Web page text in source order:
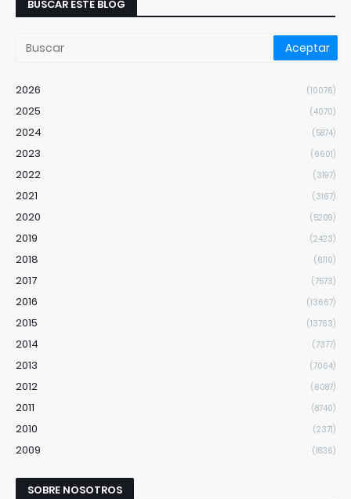
BUSCAR ESTE BLOG
2026 (10076)
2025 (4070)
2024 (5874)
2023 (6601)
2022 (3197)
2021 (3167)
2020 (5209)
2019 (2423)
2018 (6110)
2017 (7573)
2016 (13667)
2015 (13763)
2014 (7377)
2013 (7064)
2012 (6087)
2011 (8740)
2010 (2371)
2009 (1836)
SOBRE NOSOTROS